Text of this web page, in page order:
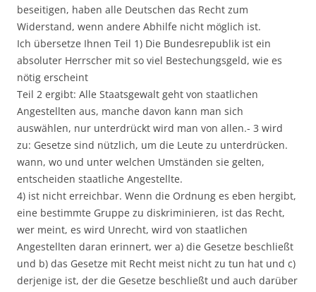
beseitigen, haben alle Deutschen das Recht zum
Widerstand, wenn andere Abhilfe nicht möglich ist.
Ich übersetze Ihnen Teil 1) Die Bundesrepublik ist ein
absoluter Herrscher mit so viel Bestechungsgeld, wie es
nötig erscheint
Teil 2 ergibt: Alle Staatsgewalt geht von staatlichen
Angestellten aus, manche davon kann man sich
auswählen, nur unterdrückt wird man von allen.- 3 wird
zu: Gesetze sind nützlich, um die Leute zu unterdrücken.
wann, wo und unter welchen Umständen sie gelten,
entscheiden staatliche Angestellte.
4) ist nicht erreichbar. Wenn die Ordnung es eben hergibt,
eine bestimmte Gruppe zu diskriminieren, ist das Recht,
wer meint, es wird Unrecht, wird von staatlichen
Angestellten daran erinnert, wer a) die Gesetze beschließt
und b) das Gesetze mit Recht meist nicht zu tun hat und c)
derjenige ist, der die Gesetze beschließt und auch darüber